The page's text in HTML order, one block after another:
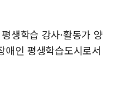
생학습 강사·활동가 양
인 평생학습도시로서